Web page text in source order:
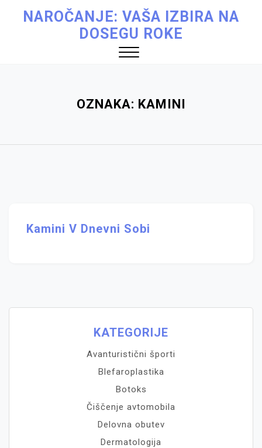
NAROČANJE: VAŠA IZBIRA NA
DOSEGU ROKE
OZNAKA: KAMINI
Kamini V Dnevni Sobi
KATEGORIJE
Avanturistični športi
Blefaroplastika
Botoks
Čiščenje avtomobila
Delovna obutev
Dermatologija